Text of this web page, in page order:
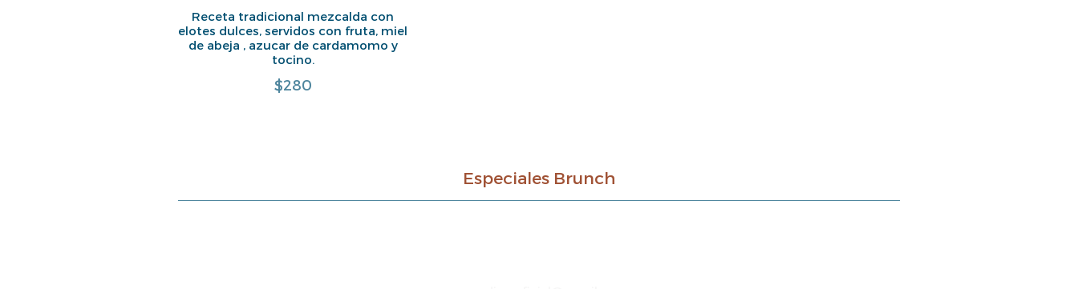
Receta tradicional mezcalda con
elotes dulces, servidos con fruta, miel
de abeja , azucar de cardamomo y
tocino.
$280
Especiales Brunch